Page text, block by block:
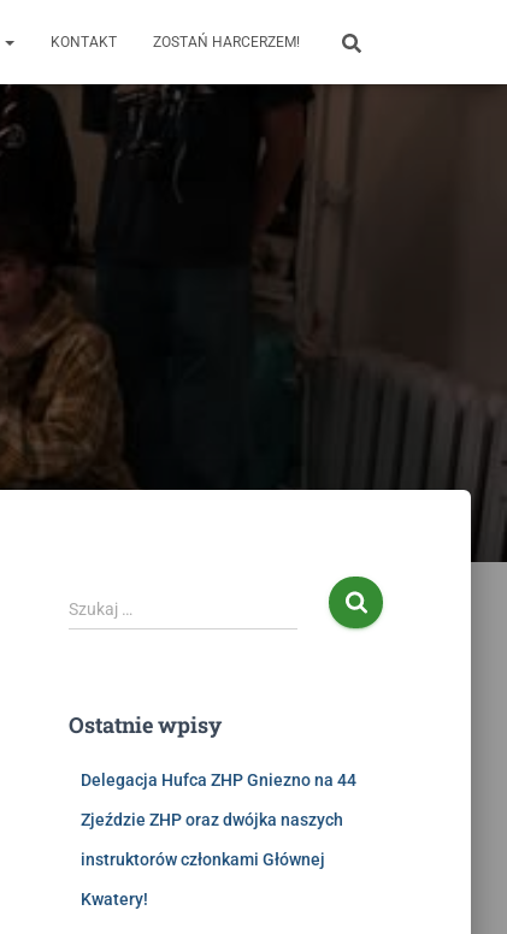
KONTAKT ZOSTAŃ HARCERZEM!
Szukaj …
Ostatnie wpisy
Delegacja Hufca ZHP Gniezno na 44
Zjeździe ZHP oraz dwójka naszych
instruktorów członkami Głównej
Kwatery!